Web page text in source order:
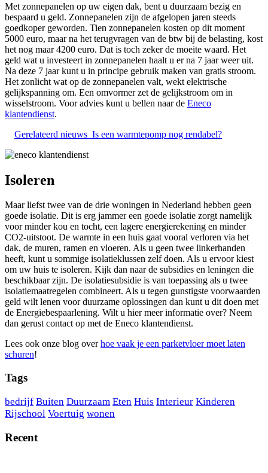
Met zonnepanelen op uw eigen dak, bent u duurzaam bezig en
bespaard u geld. Zonnepanelen zijn de afgelopen jaren steeds
goedkoper geworden. Tien zonnepanelen kosten op dit moment
5000 euro, maar na het terugvragen van de btw bij de belasting, kost
het nog maar 4200 euro. Dat is toch zeker de moeite waard. Het
geld wat u investeert in zonnepanelen haalt u er na 7 jaar weer uit.
Na deze 7 jaar kunt u in principe gebruik maken van gratis stroom.
Het zonlicht wat op de zonnepanelen valt, wekt elektrische
gelijkspanning om. Een omvormer zet de gelijkstroom om in
wisselstroom. Voor advies kunt u bellen naar de Eneco
klantendienst.
Gerelateerd nieuws Is een warmtepomp nog rendabel?
Isoleren
Maar liefst twee van de drie woningen in Nederland hebben geen
goede isolatie. Dit is erg jammer een goede isolatie zorgt namelijk
voor minder kou en tocht, een lagere energierekening en minder
CO2-uitstoot. De warmte in een huis gaat vooral verloren via het
dak, de muren, ramen en vloeren. Als u geen twee linkerhanden
heeft, kunt u sommige isolatieklussen zelf doen. Als u ervoor kiest
om uw huis te isoleren. Kijk dan naar de subsidies en leningen die
beschikbaar zijn. De isolatiesubsidie is van toepassing als u twee
isolatiemaatregelen combineert. Als u tegen gunstigste voorwaarden
geld wilt lenen voor duurzame oplossingen dan kunt u dit doen met
de Energiebespaarlening. Wilt u hier meer informatie over? Neem
dan gerust contact op met de Eneco klantendienst.
Lees ook onze blog overhoe vaak je een parketvloer moet laten
schuren!
Tags
bedrijf Buiten Duurzaam Eten Huis Interieur Kinderen
Rijschool Voertuig wonen
Recent